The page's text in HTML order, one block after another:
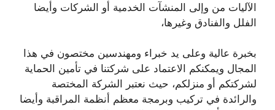
الآليات من وإلى المنشآت الخدمية أو الشركات وأيضا
الفلل والفنادق وغيرها،
بخبرة عالية وعلى يد خبراء ومهندسين مختصون في هذا
المجال ويمكنكم الاعتماد على شركتنا في تأمين الحماية
لشركتكم أو منزلكم، حيث نعتبر الشركة المختصة
والرائدة في تركيب وبرمجة معظم أنظمة المراقبة وأيضا